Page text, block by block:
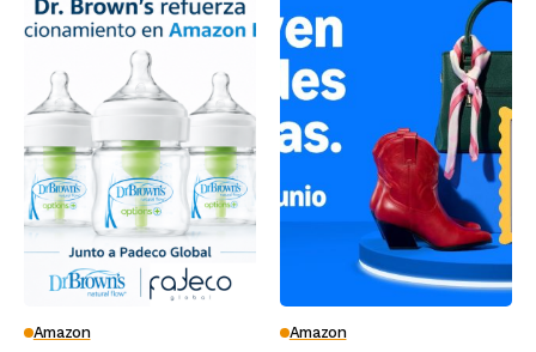
Amazon Amazon